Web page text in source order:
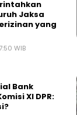
Jaksa
yang
WIB
Bank
XI DPR: